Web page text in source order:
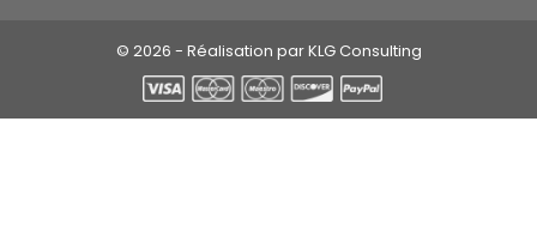
© 2026 - Réalisation par KLG Consulting